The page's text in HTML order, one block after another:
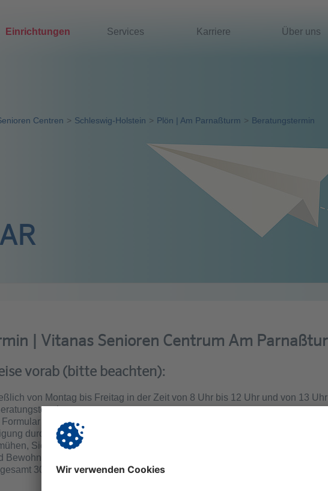
Centren Schleswig-Holstein Plön | Am Parnaßturm Beratungstermin
Einrichtungen Services Karriere Über uns
| Vitanas Senioren Centrum Am
vorab (bitte beachten):
von Montag bis Freitag in der Zeit von 8 Uhr bis 12 Uhr und von 13
an.
mit Ihrem Wunschtermin aus. Mit dem Absenden des Formulars
durch uns, ist Ihr Terminwunsch verbindlich gebucht.
Sie innerhalb von 48 Stunden zu kontaktieren. Nicht immer ist das
Bewohner möglich. Wir bitten deshalb um Verständnis, wenn es einmal
30 bis 45 Minuten für Ihren Beratungstermin ein.